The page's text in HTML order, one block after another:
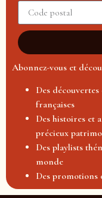
Abonnez-vous et
Des
françaises
Des histoires et
précieux
Des playlists
monde
Des promotions